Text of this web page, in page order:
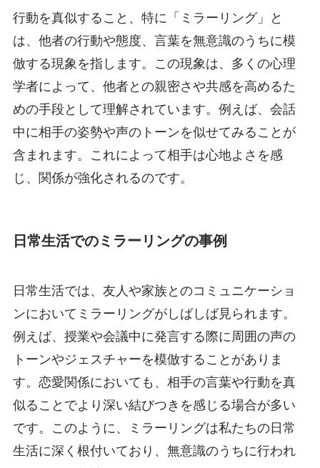
行動を真似すること、特に「ミラーリング」と
は、他者の行動や態度、言葉を無意識のうちに模
倣する現象を指します。この現象は、多くの心理
学者によって、他者との親密さや共感を高めるた
めの手段として理解されています。例えば、会話
中に相手の姿勢や声のトーンを似せてみることが
含まれます。これによって相手は心地よさを感
じ、関係が強化されるのです。
日常生活でのミラーリングの事例
日常生活では、友人や家族とのコミュニケーショ
ンにおいてミラーリングがしばしば見られます。
例えば、授業や会議中に発言する際に周囲の声の
トーンやジェスチャーを模倣することがありま
す。恋愛関係においても、相手の言葉や行動を真
似ることでより深い結びつきを感じる場合が多い
です。このように、ミラーリングは私たちの日常
生活に深く根付いており、無意識のうちに行われ